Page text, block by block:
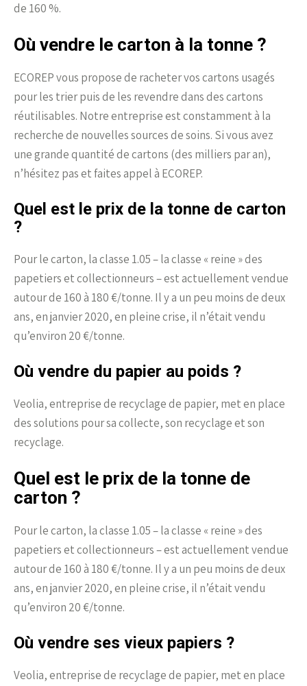
de 160 %.
Où vendre le carton à la tonne ?
ECOREP vous propose de racheter vos cartons usagés
pour les trier puis de les revendre dans des cartons
réutilisables. Notre entreprise est constamment à la
recherche de nouvelles sources de soins. Si vous avez
une grande quantité de cartons (des milliers par an),
n’hésitez pas et faites appel à ECOREP.
Quel est le prix de la tonne de carton
?
Pour le carton, la classe 1.05 – la classe « reine » des
papetiers et collectionneurs – est actuellement vendue
autour de 160 à 180 €/tonne. Il y a un peu moins de deux
ans, en janvier 2020, en pleine crise, il n’était vendu
qu’environ 20 €/tonne.
Où vendre du papier au poids ?
Veolia, entreprise de recyclage de papier, met en place
des solutions pour sa collecte, son recyclage et son
recyclage.
Quel est le prix de la tonne de
carton ?
Pour le carton, la classe 1.05 – la classe « reine » des
papetiers et collectionneurs – est actuellement vendue
autour de 160 à 180 €/tonne. Il y a un peu moins de deux
ans, en janvier 2020, en pleine crise, il n’était vendu
qu’environ 20 €/tonne.
Où vendre ses vieux papiers ?
Veolia, entreprise de recyclage de papier, met en place